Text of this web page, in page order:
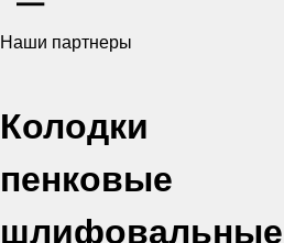
Наши партнеры
Колодки
пенковые
шлифовальные